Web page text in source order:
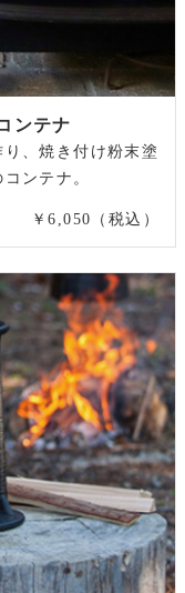
ンテナ
、焼き付け粉末塗
ンテナ。
￥6,050（税込）